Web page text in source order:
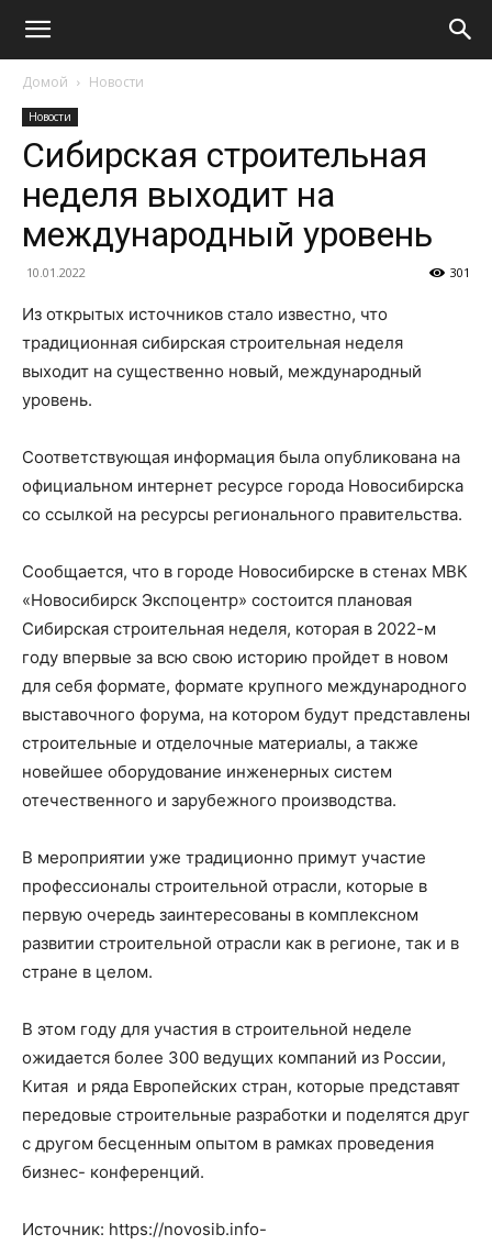
Домой Новости
Новости
Сибирская строительная
неделя выходит на
международный уровень
10.01.2022 301
Из открытых источников стало известно, что
традиционная сибирская строительная неделя
выходит на существенно новый, международный
уровень.
Соответствующая информация была опубликована на
официальном интернет ресурсе города Новосибирска
со ссылкой на ресурсы регионального правительства.
Сообщается, что в городе Новосибирске в стенах МВК
«Новосибирск Экспоцентр» состоится плановая
Сибирская строительная неделя, которая в 2022-м
году впервые за всю свою историю пройдет в новом
для себя формате, формате крупного международного
выставочного форума, на котором будут представлены
строительные и отделочные материалы, а также
новейшее оборудование инженерных систем
отечественного и зарубежного производства.
В мероприятии уже традиционно примут участие
профессионалы строительной отрасли, которые в
первую очередь заинтересованы в комплексном
развитии строительной отрасли как в регионе, так и в
стране в целом.
В этом году для участия в строительной неделе
ожидается более 300 ведущих компаний из России,
Китая и ряда Европейских стран, которые представят
передовые строительные разработки и поделятся друг
с другом бесценным опытом в рамках проведения
бизнес- конференций.
Источник: https://novosib.info-